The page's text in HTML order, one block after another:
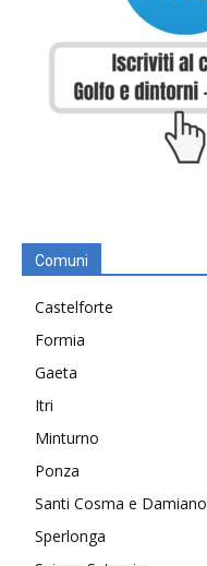
Comuni
Castelforte
Formia
Gaeta
Itri
Minturno
Ponza
Santi Cosma e Damiano
Sperlonga